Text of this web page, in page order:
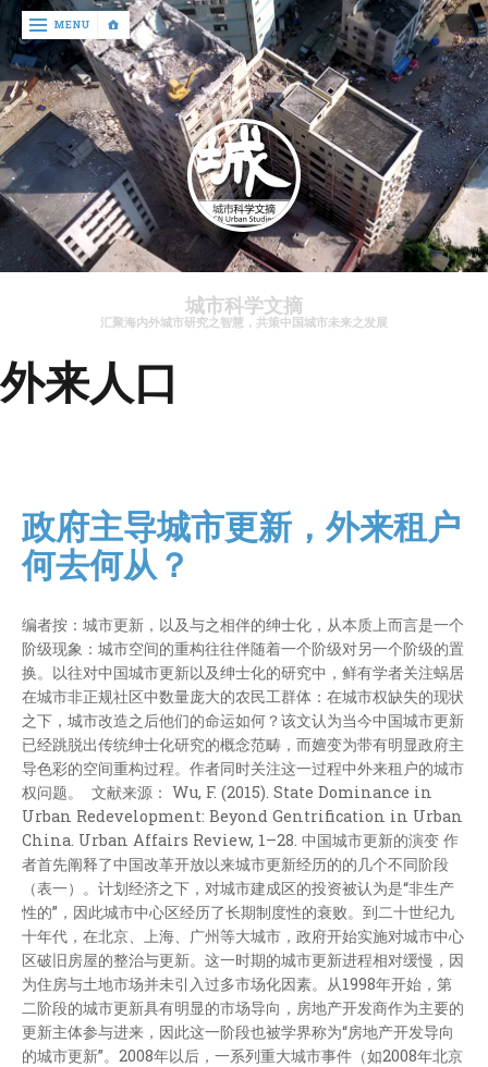
‹
return

文
资
讯
关
MENU
城市科学文摘
汇聚海内外城市研究之智慧，共策中国城市未来之发展
外来人口
政府主导城市更新，外来租户
何去何从？
编者按：城市更新，以及与之相伴的绅士化，从本质上而言是一个
阶级现象：城市空间的重构往往伴随着一个阶级对另一个阶级的置
换。以往对中国城市更新以及绅士化的研究中，鲜有学者关注蜗居
在城市非正规社区中数量庞大的农民工群体：在城市权缺失的现状
之下，城市改造之后他们的命运如何？该文认为当今中国城市更新
已经跳脱出传统绅士化研究的概念范畴，而嬗变为带有明显政府主
导色彩的空间重构过程。作者同时关注这一过程中外来租户的城市
权问题。 文献来源： Wu, F. (2015). State Dominance in
Urban Redevelopment: Beyond Gentrification in Urban
China. Urban Affairs Review, 1–28. 中国城市更新的演变 作
者首先阐释了中国改革开放以来城市更新经历的的几个不同阶段
（表一）。计划经济之下，对城市建成区的投资被认为是“非生产
性的”，因此城市中心区经历了长期制度性的衰败。到二十世纪九
十年代，在北京、上海、广州等大城市，政府开始实施对城市中心
区破旧房屋的整治与更新。这一时期的城市更新进程相对缓慢，因
为住房与土地市场并未引入过多市场化因素。从1998年开始，第
二阶段的城市更新具有明显的市场导向，房地产开发商作为主要的
更新主体参与进来，因此这一阶段也被学界称为“房地产开发导向
的城市更新”。2008年以后，一系列重大城市事件（如2008年北京